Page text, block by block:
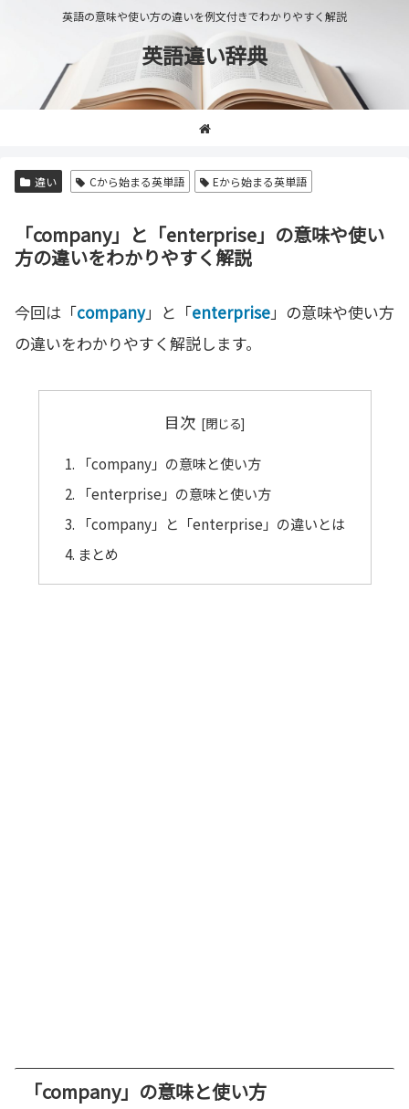
英語の意味や使い方の違いを例文付きでわかりやすく解説
英語違い辞典
違い Cから始まる英単語 Eから始まる英単語
「company」と「enterprise」の意味や使い
方の違いをわかりやすく解説
今回は「company」と「enterprise」の意味や使い方
の違いをわかりやすく解説します。
目次
「company」の意味と使い方
「enterprise」の意味と使い方
「company」と「enterprise」の違いとは
まとめ
「company」の意味と使い方